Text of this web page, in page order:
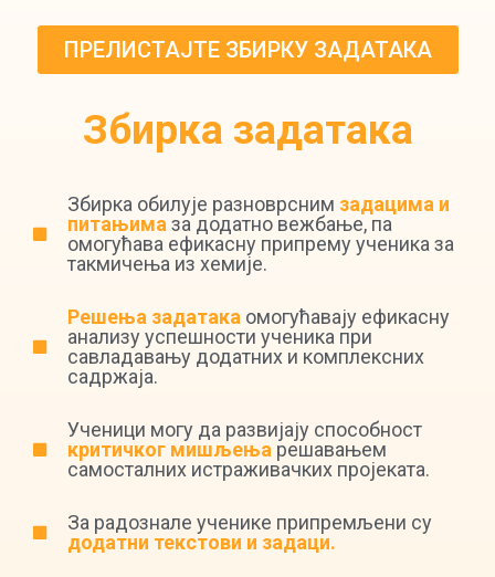
Збирка задатака
Збирка обилује разноврсним задацима и
питањима за додатно вежбање, па
омогућава ефикасну припрему ученика за
такмичења из хемије.
Решења задатака омогућавају ефикасну
анализу успешности ученика при
савладавању додатних и комплексних
садржаја.
Ученици могу да развијају способност
критичког мишљења решавањем
самосталних истраживачких пројеката.
За радознале ученике припремљени су
додатни текстови и задаци.
ПРЕЛИСТАЈТЕ ЗБИРКУ ЗАДАТАКА